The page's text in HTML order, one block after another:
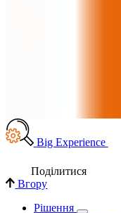
Big Experience
Поділи­тися
Вгору
Рішення